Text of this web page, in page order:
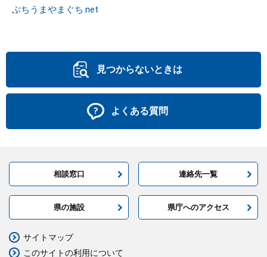
ぶちうまやまぐち.net
見つからないときは
よくある質問
相談窓口 連絡先一覧
県の施設 県庁へのアクセス
サイトマップ
このサイトの利用について